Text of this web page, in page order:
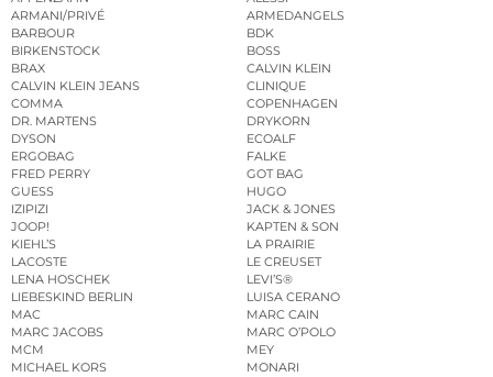
ARMANI/PRIVÉ
ARMEDANGELS
BARBOUR
BDK
BIRKENSTOCK
BOSS
BRAX
CALVIN KLEIN
CALVIN KLEIN JEANS
CLINIQUE
COMMA
COPENHAGEN
DR. MARTENS
DRYKORN
DYSON
ECOALF
ERGOBAG
FALKE
FRED PERRY
GOT BAG
GUESS
HUGO
IZIPIZI
JACK & JONES
JOOP!
KAPTEN & SON
KIEHL’S
LA PRAIRIE
LACOSTE
LE CREUSET
LENA HOSCHEK
LEVI’S®
LIEBESKIND BERLIN
LUISA CERANO
MAC
MARC CAIN
MARC JACOBS
MARC O’POLO
MCM
MEY
MICHAEL KORS
MONARI